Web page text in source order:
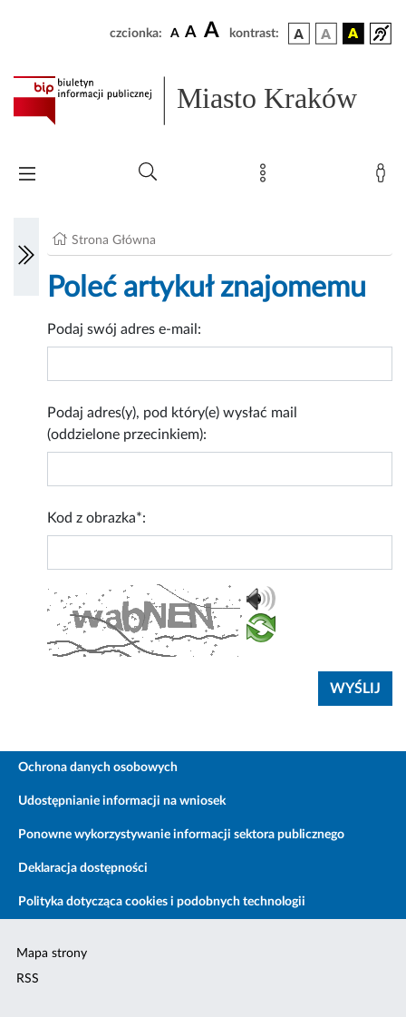
czcionka: A A A kontrast:
Miasto Kraków
Strona Główna
Poleć artykuł znajomemu
Podaj swój adres e-mail:
Podaj adres(y), pod który(e) wysłać mail
(oddzielone przecinkiem):
Kod z obrazka*:
Ochrona danych osobowych
Udostępnianie informacji na wniosek
Ponowne wykorzystywanie informacji sektora publicznego
Deklaracja dostępności
Polityka dotycząca cookies i podobnych technologii
Mapa strony
RSS